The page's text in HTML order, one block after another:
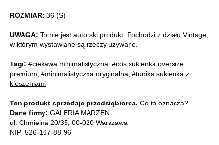
ROZMIAR: 36 (S)
UWAGA: To nie jest autorski produkt. Pochodzi z działu Vintage,
w którym wystawiane są rzeczy używane.
Tagi: #ciekawa minimalistyczna #cos sukienka oversize
premium #minimalistyczna oryginalna #tunika sukienka z
kieszeniami
Ten produkt sprzedaje przedsiębiorca. Co to oznacza?
Dane firmy: GALERIA MARZEN
ul. Chmielna 20/35, 00-020 Warszawa
NIP: 526-167-88-96